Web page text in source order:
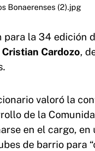
para la 34 edición
Cristian Cardozo,
valoró la
de la
en el cargo,
de barrio para